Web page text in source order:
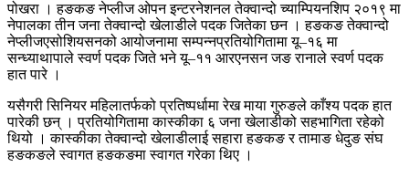
पोखरा । हङकङ नेप्लीज ओपन इन्टरनेशनल तेक्वान्दो च्याम्पियनशिप २०१९ मा
नेपालका तीन जना तेक्वान्दो खेलाडीले पदक जितेका छन । हङकङ तेक्वान्दो
नेप्लीजएसोशियसनको आयोजनामा सम्पन्नप्रतियोगितामा यू–१६ मा
सन्ध्याथापाले स्वर्ण पदक जिते भने यू–११ आरएनसन जङ रानाले स्वर्ण पदक
हात पारे ।
यसैगरी सिनियर महिलातर्फको प्रतिष्पर्धामा रेख माया गुरुङले काँश्य पदक हात
पारेकी छन् । प्रतियोगितामा कास्कीका ६ जना खेलाडीको सहभागिता रहेको
थियो । कास्कीका तेक्वान्दो खेलाडीलाई सहारा हङकङ र तामाङ धेदुङ संघ
हङकङले स्वागत हङकङमा स्वागत गरेका थिए ।